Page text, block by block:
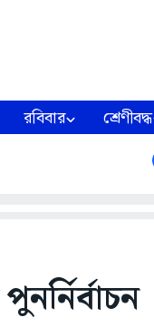
রবিবার শ্রেণীবদ্ধ